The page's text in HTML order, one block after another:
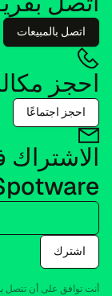
اتصل بالمبيعات
احجز
احجز اجتماعًا
الاشتراك
البريد
اشترك